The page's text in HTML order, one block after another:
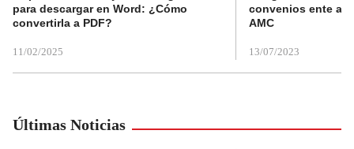
para descargar en Word: ¿Cómo
convertirla a PDF?
11/02/2025
convenios ente
AMC
13/07/2023
Últimas Noticias